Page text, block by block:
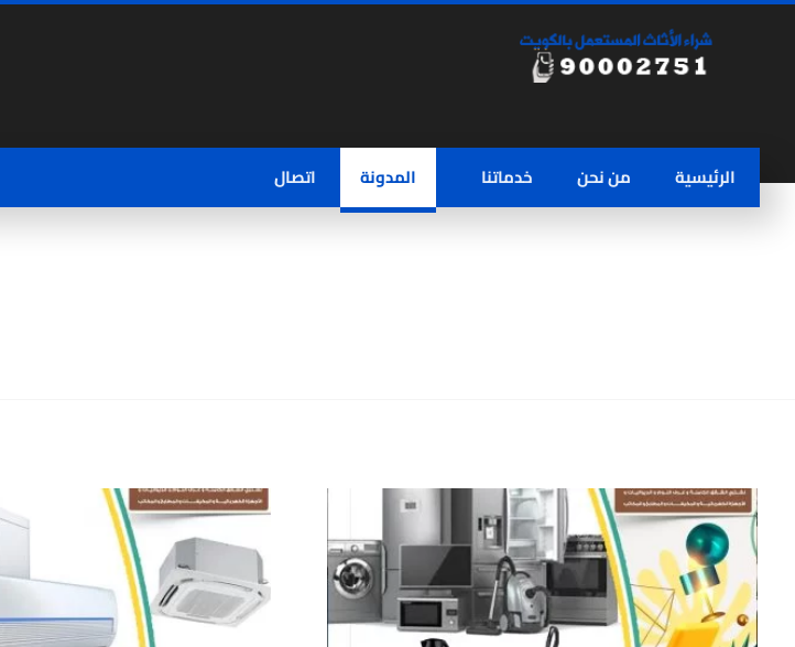
الرئيسية من نحن خدماتنا المدونة اتصال